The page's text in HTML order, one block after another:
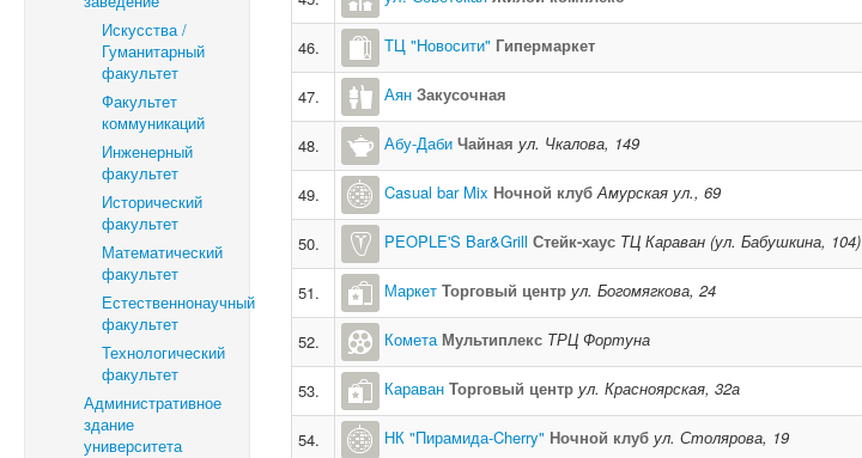
Искусства /
Гуманитарный
факультет
Факультет
коммуникаций
Инженерный
факультет
Исторический
факультет
Математический
факультет
Естественнонаучный
факультет
Технологический
факультет
Административное
здание
университета
46. ТЦ "Новосити" Гипермаркет
47. Аян Закусочная
48. Абу-Даби Чайная ул. Чкалова, 149
49. Casual bar Mix Ночной клуб Амурская ул., 69
50. PEOPLE'S Bar&Grill Стейк-хаус ТЦ Караван (ул. Бабушкина, 104)
51. Маркет Торговый центр ул. Богомягкова, 24
52. Комета Мультиплекс ТРЦ Фортуна
53. Караван Торговый центр ул. Красноярская, 32а
54. НК "Пирамида-Cherry" Ночной клуб ул. Столярова, 19